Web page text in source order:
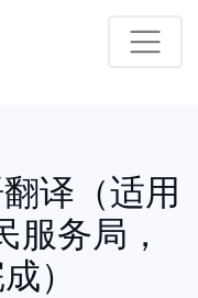
译（适用
服务局，
）